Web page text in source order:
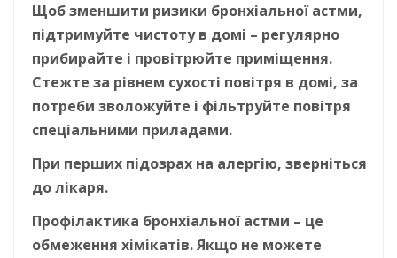
Щоб зменшити ризики бронхіальної астми,
підтримуйте чистоту в домі – регулярно
прибирайте і провітрюйте приміщення.
Стежте за рівнем сухості повітря в домі, за
потреби зволожуйте і фільтруйте повітря
спеціальними приладами.
При перших підозрах на алергію, зверніться
до лікаря.
Профілактика бронхіальної астми – це
обмеження хімікатів. Якщо не можете